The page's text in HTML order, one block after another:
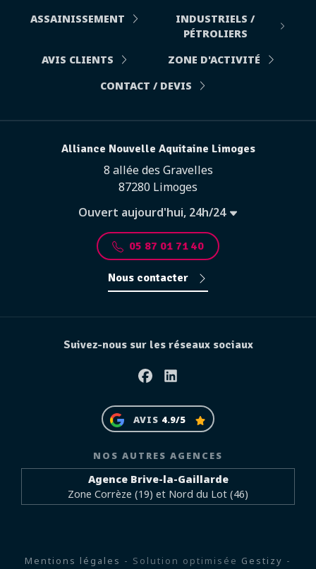
ASSAINISSEMENT
INDUSTRIELS /
PÉTROLIERS
AVIS CLIENTS
ZONE D'ACTIVITÉ
CONTACT / DEVIS
Alliance Nouvelle Aquitaine Limoges
8 allée des Gravelles
87280 Limoges
Ouvert aujourd'hui, 24h/24
05 87 01 71 40
Nous contacter
Suivez-nous sur les réseaux sociaux
FacebookLinkedin
AVIS 4.9/5
NOS AUTRES AGENCES
Agence Brive-la-Gaillarde
Zone Corrèze (19) et Nord du Lot (46)
Mentions légales - Solution optimisée Gestizy -